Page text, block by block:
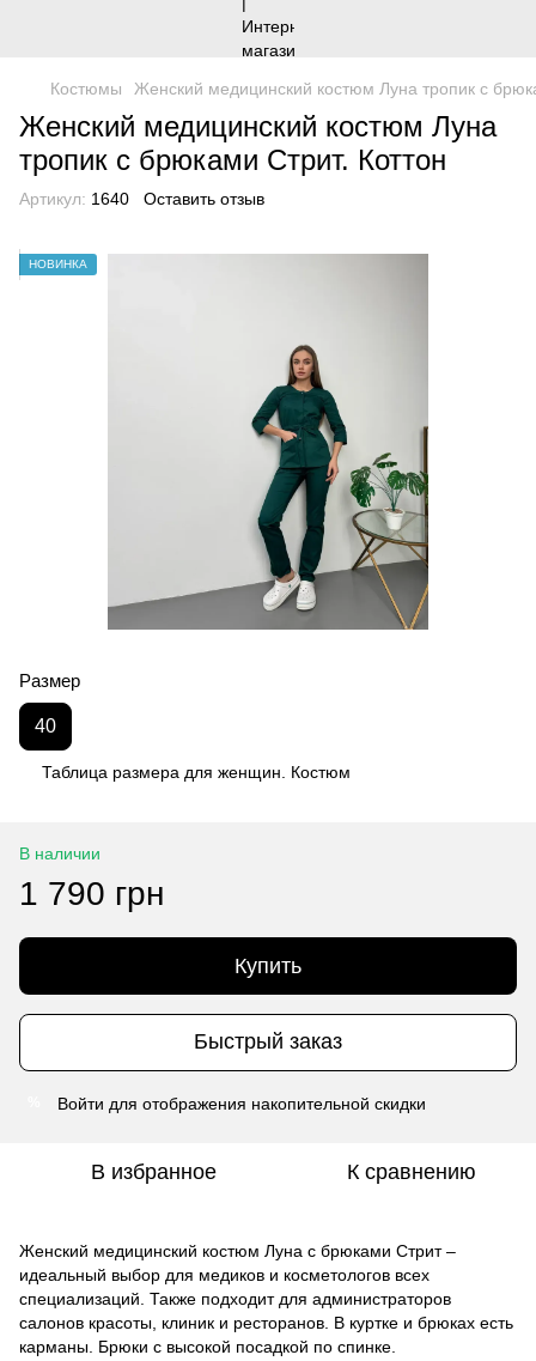
Костюмы Женский медицинский костюм Луна тропик с
Женский медицинский костюм Луна
тропик с брюками Стрит. Коттон
Артикул: 1640 Оставить отзыв
НОВИНКА
Размер
40
Таблица размера для женщин. Костюм
В наличии
1 790 грн
Купить
Быстрый заказ
Войти для отображения накопительной скидки
В избранное К сравнению
Женский медицинский костюм Луна с брюками Стрит –
идеальный выбор для медиков и косметологов всех
специализаций. Также подходит для администраторов
салонов красоты, клиник и ресторанов. В куртке и брюках есть
карманы. Брюки с высокой посадкой по спинке.